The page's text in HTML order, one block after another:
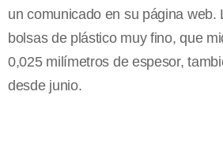
un comunicado en su página web.
bolsas de plástico muy fino, que
0,025 milímetros de espesor,
desde junio.